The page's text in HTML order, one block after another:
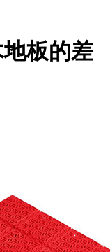
板的差